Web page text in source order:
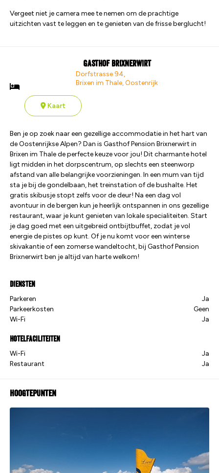
Vergeet niet je camera mee te nemen om de prachtige
uitzichten vast te leggen en te genieten van de frisse berglucht!
Gasthof Brixnerwirt
Dorfstrasse 94,
Brixen im Thale, Oostenrijk
Kaart
Ben je op zoek naar een gezellige accommodatie in het hart van
de Oostenrijkse Alpen? Dan is Gasthof Pension Brixnerwirt in
Brixen im Thale de perfecte keuze voor jou! Dit charmante hotel
ligt midden in het dorpscentrum, op slechts een steenworp
afstand van alle belangrijke voorzieningen. In een mum van tijd
sta je bij de gondelbaan, het treinstation of de bushalte. Het
gratis skibusje stopt zelfs voor de deur! Na een dag vol
avontuur in de bergen kun je heerlijk ontspannen in ons gezellige
restaurant, waar je kunt genieten van lokale specialiteiten. Start
je dag goed met een uitgebreid ontbijtbuffet, zodat je vol
energie de pistes op kunt. Of je nu komt voor een winterse
skivakantie of een zomerse wandeltocht, bij Gasthof Pension
Brixnerwirt ben je altijd van harte welkom!
Diensten
Parkeren
Ja
Parkeerkosten
Geen
Wi-Fi
Ja
Hotelfaciliteiten
Wi-Fi
Ja
Restaurant
Ja
Hoogtepunten